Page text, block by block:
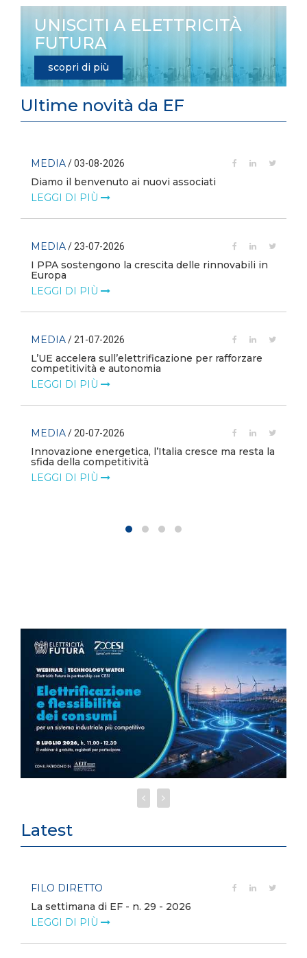
UNISCITI A ELETTRICITÀ
FUTURA
scopri di più
Ultime novità da EF
MEDIA/ 03-08-2026
Diamo il benvenuto ai nuovi associati
LEGGI DI PIÙ
MEDIA/ 23-07-2026
I PPA sostengono la crescita delle rinnovabili in
Europa
LEGGI DI PIÙ
MEDIA/ 21-07-2026
L’UE accelera sull’elettrificazione per rafforzare
competitività e autonomia
LEGGI DI PIÙ
MEDIA/ 20-07-2026
Innovazione energetica, l’Italia cresce ma resta la
sfida della competitività
LEGGI DI PIÙ
Latest
FILO DIRETTO
La settimana di EF - n. 29 - 2026
LEGGI DI PIÙ